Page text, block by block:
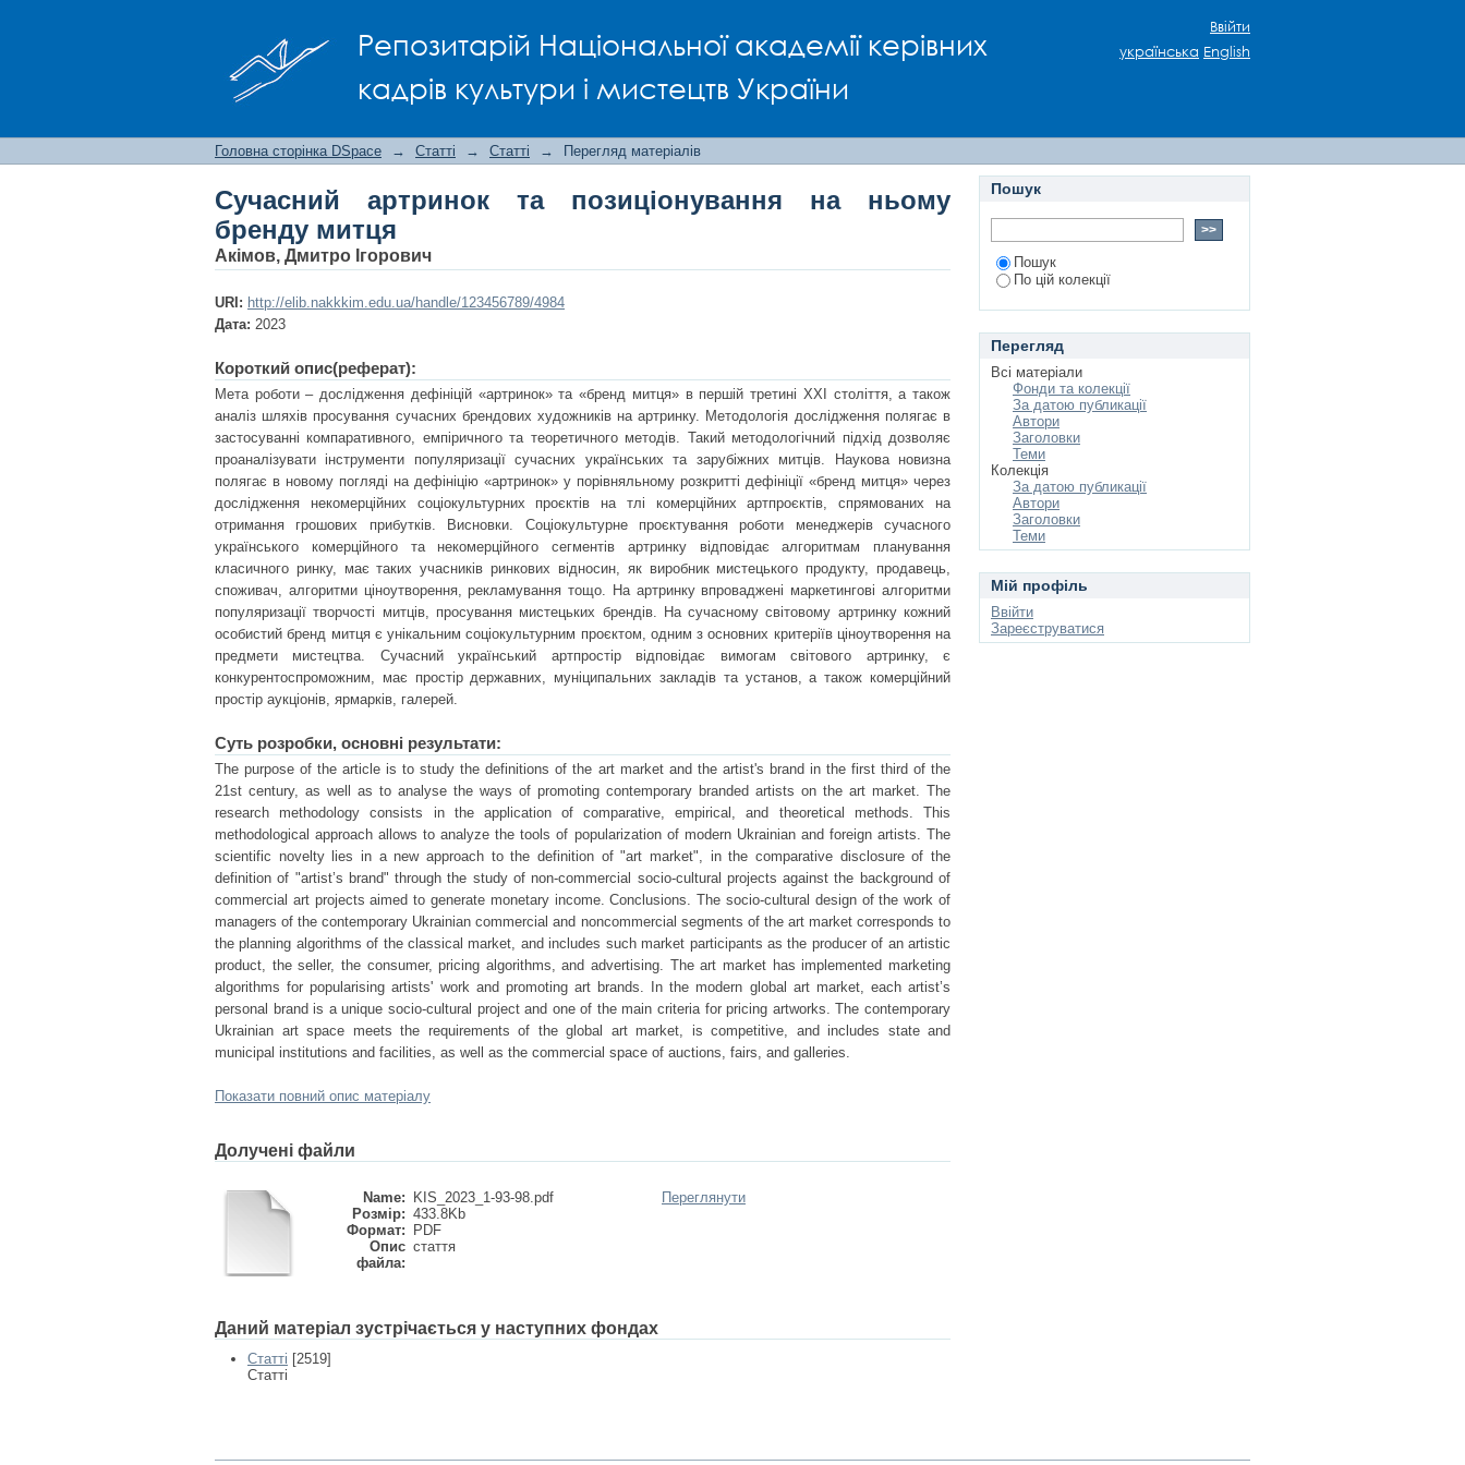
Репозитарій Національної академії керівних
кадрів культури і мистецтв України
Ввійти
українська English
Головна сторінка DSpace → Статті → Статті → Перегляд матеріалів
Сучасний артринок та позиціонування на ньому
бренду митця
Акімов, Дмитро Ігорович
URI: http://elib.nakkkim.edu.ua/handle/123456789/4984
Дата: 2023
Короткий опис(реферат):
Мета роботи – дослідження дефініцій «артринок» та «бренд митця» в першій третині ХХІ століття, а також
аналіз шляхів просування сучасних брендових художників на артринку. Методологія дослідження полягає в
застосуванні компаративного, емпіричного та теоретичного методів. Такий методологічний підхід дозволяє
проаналізувати інструменти популяризації сучасних українських та зарубіжних митців. Наукова новизна
полягає в новому погляді на дефініцію «артринок» у порівняльному розкритті дефініції «бренд митця» через
дослідження некомерційних соціокультурних проєктів на тлі комерційних артпроєктів, спрямованих на
отримання грошових прибутків. Висновки. Соціокультурне проєктування роботи менеджерів сучасного
українського комерційного та некомерційного сегментів артринку відповідає алгоритмам планування
класичного ринку, має таких учасників ринкових відносин, як виробник мистецького продукту, продавець,
споживач, алгоритми ціноутворення, рекламування тощо. На артринку впроваджені маркетингові алгоритми
популяризації творчості митців, просування мистецьких брендів. На сучасному світовому артринку кожний
особистий бренд митця є унікальним соціокультурним проєктом, одним з основних критеріїв ціноутворення на
предмети мистецтва. Сучасний український артпростір відповідає вимогам світового артринку, є
конкурентоспроможним, має простір державних, муніципальних закладів та установ, а також комерційний
простір аукціонів, ярмарків, галерей.
Суть розробки, основні результати:
The purpose of the article is to study the definitions of the art market and the artist's brand in the first third of the
21st century, as well as to analyse the ways of promoting contemporary branded artists on the art market. The
research methodology consists in the application of comparative, empirical, and theoretical methods. This
methodological approach allows to analyze the tools of popularization of modern Ukrainian and foreign artists. The
scientific novelty lies in a new approach to the definition of "art market", in the comparative disclosure of the
definition of "artist’s brand" through the study of non-commercial socio-cultural projects against the background of
commercial art projects aimed to generate monetary income. Conclusions. The socio-cultural design of the work of
managers of the contemporary Ukrainian commercial and noncommercial segments of the art market corresponds to
the planning algorithms of the classical market, and includes such market participants as the producer of an artistic
product, the seller, the consumer, pricing algorithms, and advertising. The art market has implemented marketing
algorithms for popularising artists' work and promoting art brands. In the modern global art market, each artist’s
personal brand is a unique socio-cultural project and one of the main criteria for pricing artworks. The contemporary
Ukrainian art space meets the requirements of the global art market, is competitive, and includes state and
municipal institutions and facilities, as well as the commercial space of auctions, fairs, and galleries.
Показати повний опис матеріалу
Долучені файли
Name:
KIS_2023_1-93-98.pdf
Розмір: 433.8Kb
Формат:
PDF
Опис
файла:
стаття
Переглянути
Даний матеріал зустрічається у наступних фондах
Статті [2519]
Статті
Пошук
Пошук
По цій колекції
Перегляд
Всі матеріали
Фонди та колекції
За датою публикації
Автори
Заголовки
Теми
Колекція
За датою публикації
Автори
Заголовки
Теми
Мій профіль
Ввійти
Зареєструватися